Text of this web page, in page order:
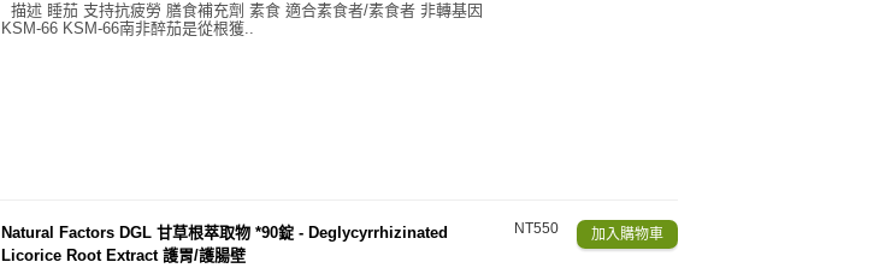
描述 睡茄 支持抗疲勞 膳食補充劑 素食 適合素食者/素食者 非轉基因
KSM-66 KSM-66南非醉茄是從根獲..
NT550
Natural Factors DGL 甘草根萃取物 *90錠 - Deglycyrrhizinated
Licorice Root Extract 護胃/護腸壁